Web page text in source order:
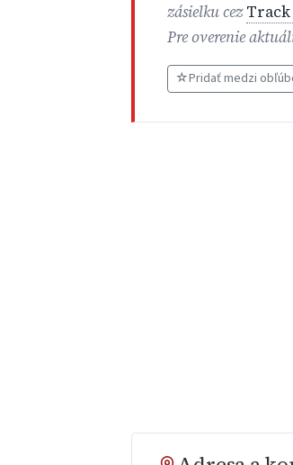
zásielku cez
Pre overenie
☆Pridať medzi